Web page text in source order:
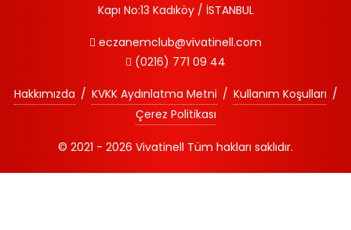
Kapı No:13 Kadıköy / İSTANBUL
eczanemclub@vivatinell.com
(0216) 771 09 44
Hakkımızda / KVKK Aydınlatma Metni / Kullanım Koşulları /
Çerez Politikası
© 2021 - 2026 Vivatinell Tüm hakları saklıdır.